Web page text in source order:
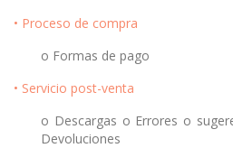
• Proceso de compra
o Formas de pago
• Servicio post-venta
o Descargas o Errores o
Devoluciones